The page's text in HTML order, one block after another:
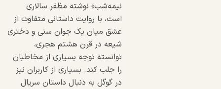
نیمه‌شب» نوشته مظفر سالاری
است، با روایت داستانی متفاوت از
عشق میان یک جوان سنی و دختری
شیعه در قرن هشتم هجری،
توانسته توجه بسیاری از مخاطبان
را جلب کند. بسیاری از کاربران نیز
در گوگل به دنبال داستان سریال